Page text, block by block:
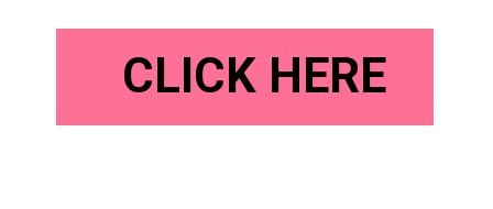
CLICK HERE